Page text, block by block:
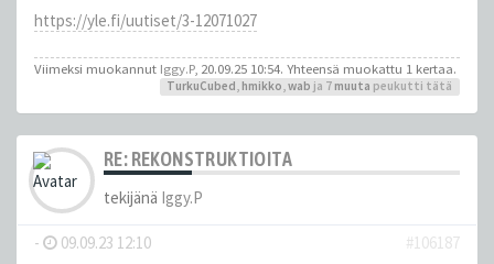
https://yle.fi/uutiset/3-12071027
Viimeksi muokannut Iggy.P, 20.09.25 10:54. Yhteensä muokattu 1 kertaa.
TurkuCubed, hmikko,wab ja 7 muuta peukutti tätä
RE: REKONSTRUKTIOITA
tekijänä Iggy.P
- 09.09.23 12:10
#106187